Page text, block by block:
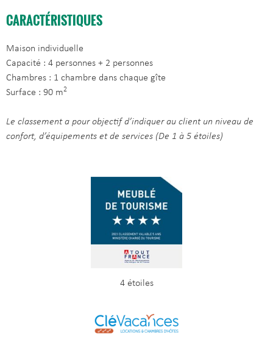
CARACTÉRISTIQUES
Maison individuelle
Capacité : 4 personnes + 2 personnes
Chambres : 1 chambre dans chaque gîte
Surface : 90 m2
Le classement a pour objectif d’indiquer au client un niveau de
confort, d’équipements et de services (De 1 à 5 étoiles)
4 étoiles